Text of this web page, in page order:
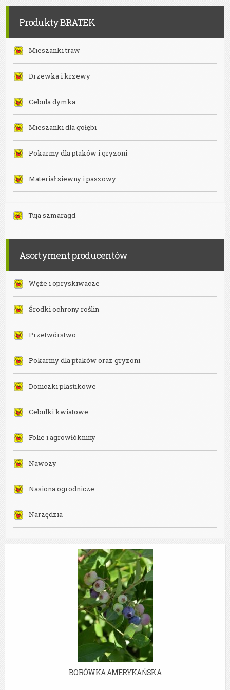
Bielsko-
Biała
Produkty BRATEK
Mieszanki traw
Drzewka i krzewy
Cebula dymka
Mieszanki dla gołębi
Pokarmy dla ptaków i gryzoni
Materiał siewny i paszowy
Tuja szmaragd
Asortyment producentów
Węże i opryskiwacze
Środki ochrony roślin
Przetwórstwo
Pokarmy dla ptaków oraz gryzoni
Doniczki plastikowe
Cebulki kwiatowe
Folie i agrowłókniny
Nawozy
Nasiona ogrodnicze
Narzędzia
BORÓWKA AMERYKAŃSKA